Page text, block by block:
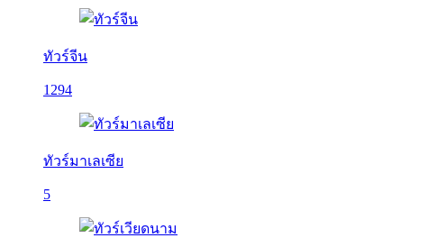
ทัวร์จีน
1294
ทัวร์มาเลเซีย
5